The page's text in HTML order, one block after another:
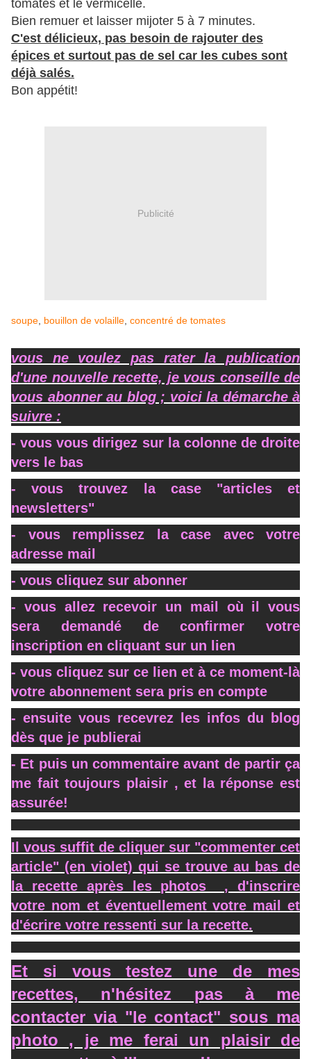
tomates et le vermicelle.
Bien remuer et laisser mijoter 5 à 7 minutes.
C'est délicieux, pas besoin de rajouter des
épices et surtout pas de sel car les cubes sont
déjà salés.
Bon appétit!
Publicité
soupe bouillon de volaille concentré de tomates
vous ne voulez pas rater la publication
d'une nouvelle recette, je vous conseille de
vous abonner au blog ; voici la démarche à
suivre :
- vous vous dirigez sur la colonne de droite
vers le bas
- vous trouvez la case "articles et
newsletters"
- vous remplissez la case avec votre
adresse mail
- vous cliquez sur abonner
- vous allez recevoir un mail où il vous
sera demandé de confirmer votre
inscription en cliquant sur un lien
- vous cliquez sur ce lien et à ce moment-là
votre abonnement sera pris en compte
- ensuite vous recevrez les infos du blog
dès que je publierai
- Et puis un commentaire avant de partir ça
me fait toujours plaisir , et la réponse est
assurée!
Il vous suffit de cliquer sur "commenter cet
article" (en violet) qui se trouve au bas de
la recette après les photos , d'inscrire
votre nom et éventuellement votre mail et
d'écrire votre ressenti sur la recette.
Et si vous testez une de mes
recettes, n'hésitez pas à me
contacter via "le contact" sous ma
photo , je me ferai un plaisir de